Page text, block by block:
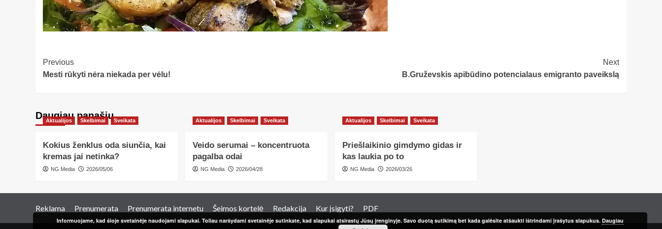
Post
Navigation
Previous
Mesti rūkyti nėra niekada per vėlu!
Next
B.Gruževskis apibūdino potencialaus emigranto paveikslą
Daugiau panašių…
Aktualijos Skelbimai Sveikata
Kokius ženklus oda siunčia, kai
kremas jai netinka?
NG Media 2026/05/06
Aktualijos Skelbimai Sveikata
Veido serumai – koncentruota
pagalba odai
NG Media 2026/04/28
Aktualijos Skelbimai Sveikata
Priešlaikinio gimdymo gidas ir
kas laukia po to
NG Media 2026/03/26
Reklama Prenumerata Prenumerata internetu Šeimos kortelė Redakcija Kur įsigyti? PDF
Informuojame, kad šioje svetainėje naudojami slapukai. Toliau naršydami svetainėje sutinkate, kad slapukai atsirastų Jūsų įrenginyje. Savo duotą sutikimą bet kada galėsite atšaukti ištrindami įrašytus slapukus.Daugiau